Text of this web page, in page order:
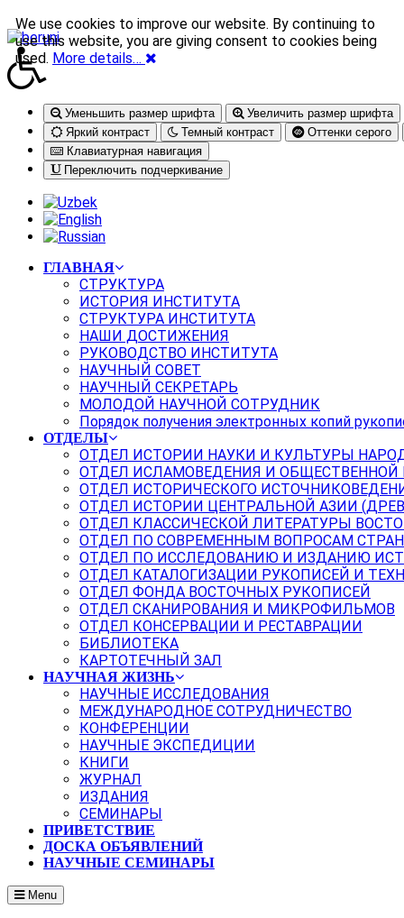
Уменьшить размер шрифта
Увеличить размер шрифта
Яркий контраст
Темный контраст
Оттенки серого
Клавиатурная навигация
Переключить подчеркивание
ГЛАВНАЯ
СТРУКТУРА
ИСТОРИЯ ИНСТИТУТА
СТРУКТУРА ИНСТИТУТА
НАШИ ДОСТИЖЕНИЯ
РУКОВОДСТВО ИНСТИТУТА
НАУЧНЫЙ СОВЕТ
НАУЧНЫЙ СЕКРЕТАРЬ
МОЛОДОЙ НАУЧНОЙ СОТРУДНИК
Порядок получения электронных копий
ОТДЕЛЫ
ОТДЕЛ ИСТОРИИ НАУКИ И КУЛЬТУРЫ
ОТДЕЛ ИСЛАМОВЕДЕНИЯ И
ОТДЕЛ ИСТОРИЧЕСКОГО
ОТДЕЛ ИСТОРИИ ЦЕНТРАЛЬНОЙ АЗИИ
ОТДЕЛ КЛАССИЧЕСКОЙ ЛИТЕРАТУРЫ
ОТДЕЛ ПО СОВРЕМЕННЫМ ВОПРОСАМ
ОТДЕЛ ПО ИССЛЕДОВАНИЮ И ИЗДАНИЮ
ОТДЕЛ КАТАЛОГИЗАЦИИ РУКОПИСЕЙ И
ОТДЕЛ ФОНДА ВОСТОЧНЫХ РУКОПИСЕЙ
ОТДЕЛ СКАНИРОВАНИЯ И МИКРОФИЛЬМОВ
ОТДЕЛ КОНСЕРВАЦИИ И РЕСТАВРАЦИИ
БИБЛИОТЕКА
КАРТОТЕЧНЫЙ ЗАЛ
НАУЧНАЯ ЖИЗНЬ
НАУЧНЫЕ ИССЛЕДОВАНИЯ
МЕЖДУНАРОДНОЕ СОТРУДНИЧЕСТВО
КОНФЕРЕНЦИИ
НАУЧНЫЕ ЭКСПЕДИЦИИ
КНИГИ
ЖУРНАЛ
ИЗДАНИЯ
СЕМИНАРЫ
ПРИВЕТСТВИЕ
ДОСКА ОБЪЯВЛЕНИЙ
НАУЧНЫЕ СЕМИНАРЫ
Menu
We use cookies to improve our website. By continuing to
use this website, you are giving consent to cookies being
used. More details…